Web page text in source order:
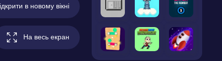
в новому вікні
На весь екран